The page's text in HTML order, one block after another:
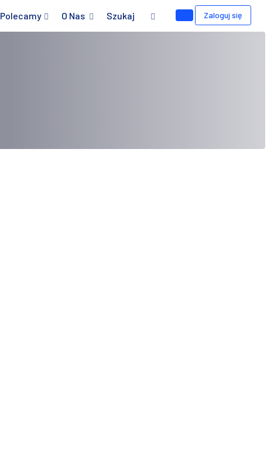
Polecamy O Nas Szukaj Zaloguj się